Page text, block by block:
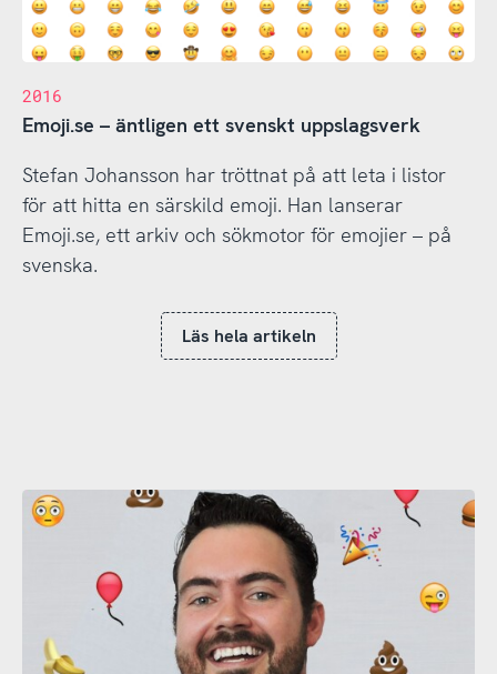
2016
Emoji.se – äntligen ett svenskt uppslagsverk
Stefan Johansson har tröttnat på att leta i listor
för att hitta en särskild emoji. Han lanserar
Emoji.se, ett arkiv och sökmotor för emojier – på
svenska.
Läs hela artikeln